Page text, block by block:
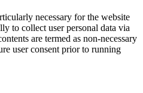
necessary for the website
to collect user personal data via
are termed as non-necessary
user consent prior to running